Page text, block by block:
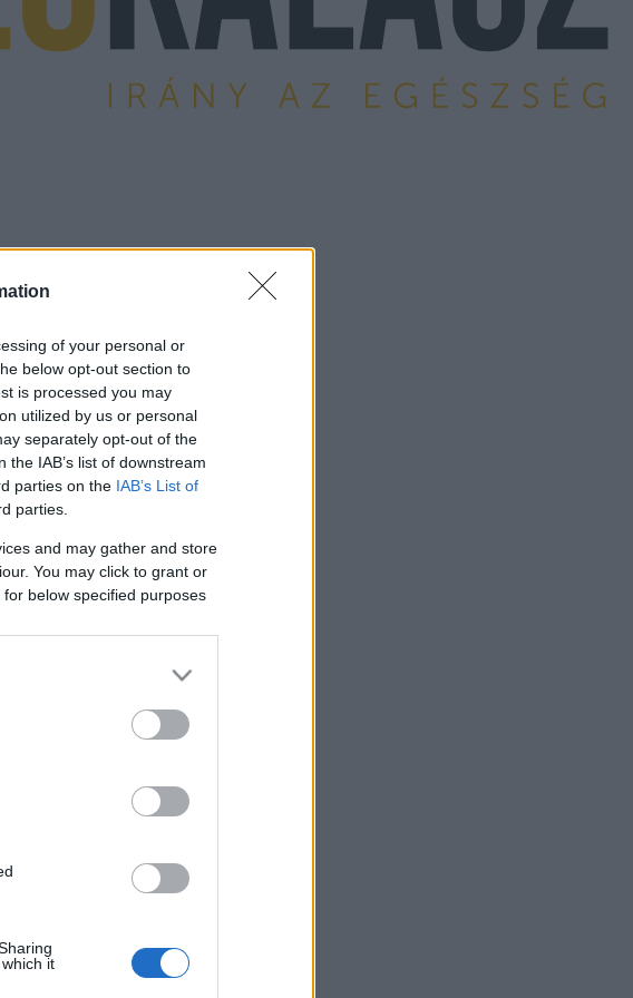
of your personal or
below opt-out section to
is processed you may
utilized by us or personal
separately opt-out of the
IAB’s list of downstream
parties on the IAB’s List of
parties.
and may gather and store
You may click to grant or
below specified purposes
it